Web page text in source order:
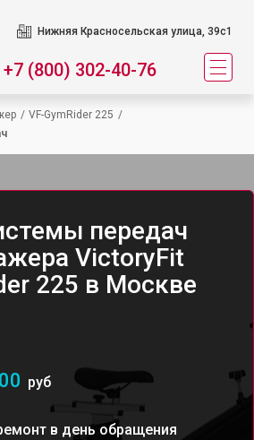
Нижняя Красносельская улица, 39с1
+7 (800) 302-40-76
/ VF-GymRider 225 /
передач
VictoryFit
225 в Москве
руб
в день обращения